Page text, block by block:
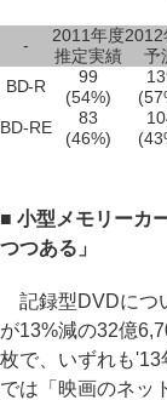
-
2011年度
推定実績
2012
予
BD-R
99
(54%)
BD-RE
83
(46%)
■ 小型メモリーカ
つつある」
記録型DVDにつ
が13%減の32億
枚で、いずれも
では「映画のネッ